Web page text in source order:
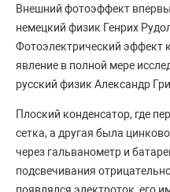
Внешний фотоэффект
немецкий физик Генрих
Фотоэлектрический эффект
явление в полной мере
русский физик Александр
Плоский конденсатор, где
сетка, а другая была
через гальванометр и
подсвечивания
появлялся электроток, его